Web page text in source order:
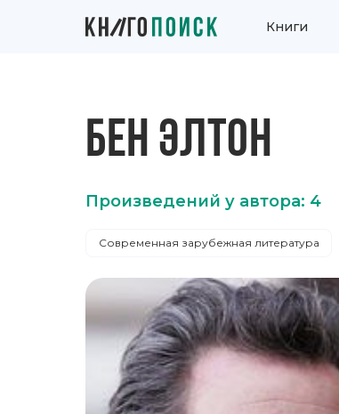
Книги
БЕН ЭЛТОН
Произведений у автора: 4
Современная зарубежная литература